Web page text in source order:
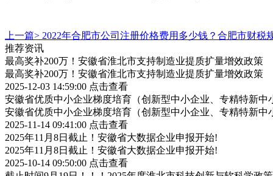
上一篇> 2022年合肥市公司注册价格费用多少钱？合肥市财税
推荐资讯
最高奖补200万！安徽省淮北市支持制造业提质扩量增效政策
最高奖补200万！安徽省淮北市支持制造业提质扩量增效政策
2025-12-03 14:59:00 点击查看
安徽省优质中小企业梯度培育（创新型中小企业、专精特新中
安徽省优质中小企业梯度培育（创新型中小企业、专精特新中
2025-11-14 09:41:00 点击查看
2025年11月8日截止！安徽省大数据企业申报开始!
2025年11月8日截止！安徽省大数据企业申报开始!
2025-10-14 09:50:00 点击查看